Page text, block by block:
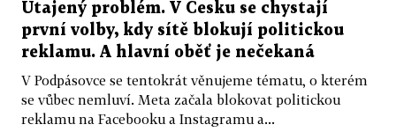
Utajený problém. V Česku se chystají
první volby, kdy sítě blokují politickou
reklamu. A hlavní oběť je nečekaná
V Podpásovce se tentokrát věnujeme tématu, o kterém
se vůbec nemluví. Meta začala blokovat politickou
reklamu na Facebooku a Instagramu a...